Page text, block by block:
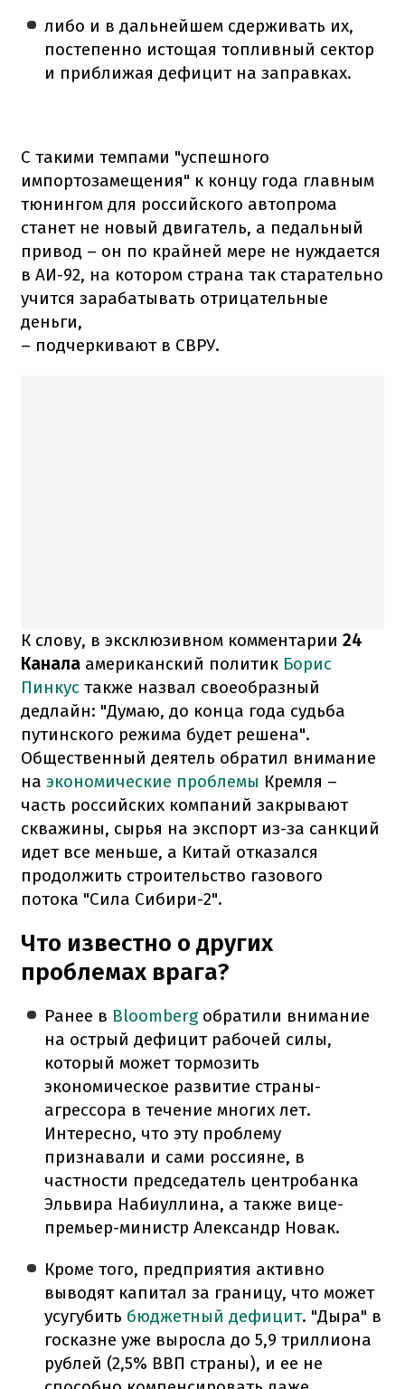
либо и в дальнейшем сдерживать их,
постепенно истощая топливный сектор
и приближая дефицит на заправках.
С такими темпами "успешного
импортозамещения" к концу года главным
тюнингом для российского автопрома
станет не новый двигатель, а педальный
привод – он по крайней мере не нуждается
в АИ-92, на котором страна так старательно
учится зарабатывать отрицательные
деньги,
– подчеркивают в СВРУ.
К слову, в эксклюзивном комментарии 24
Канала американский политик Борис
Пинкус также назвал своеобразный
дедлайн: "Думаю, до конца года судьба
путинского режима будет решена".
Общественный деятель обратил внимание
на экономические проблемы Кремля –
часть российских компаний закрывают
скважины, сырья на экспорт из-за санкций
идет все меньше, а Китай отказался
продолжить строительство газового
потока "Сила Сибири-2".
Что известно о других
проблемах врага?
Ранее в Bloomberg обратили внимание
на острый дефицит рабочей силы,
который может тормозить
экономическое развитие страны-
агрессора в течение многих лет.
Интересно, что эту проблему
признавали и сами россияне, в
частности председатель центробанка
Эльвира Набиуллина, а также вице-
премьер-министр Александр Новак.
Кроме того, предприятия активно
выводят капитал за границу, что может
усугубить бюджетный дефицит. "Дыра" в
госказне уже выросла до 5,9 триллиона
рублей (2,5% ВВП страны), и ее не